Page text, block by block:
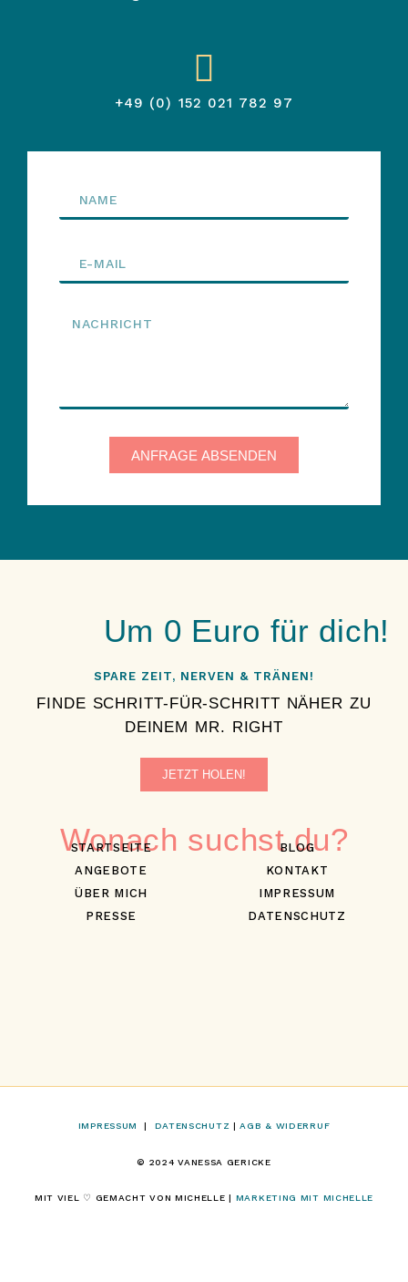
+49 (0) 152 021 782 97
ANFRAGE ABSENDEN
Wonach suchst du?
STARTSEITE
ANGEBOTE
ÜBER MICH
PRESSE
BLOG
KONTAKT
IMPRESSUM
DATENSCHUTZ
SPARE ZEIT, NERVEN & TRÄNEN!
FINDE SCHRITT-FÜR-SCHRITT NÄHER ZU
DEINEM MR. RIGHT
JETZT HOLEN!
Um 0 Euro für dich!
IMPRESSUM DATENSCHUTZ |AGB & WIDERRUF
© 2024 VANESSA GERICKE
MIT VIEL ♡ GEMACHT VON MICHELLE | MARKETING MIT MICHELLE